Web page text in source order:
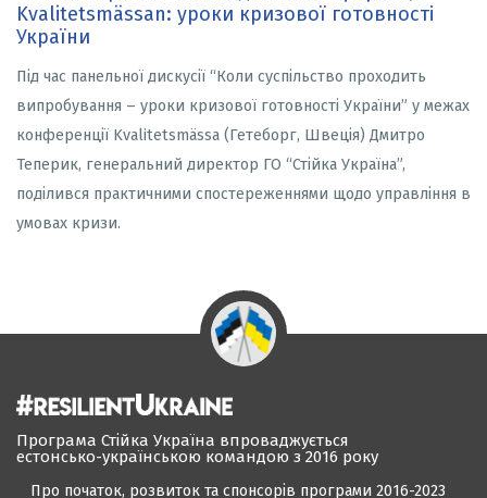
Kvalitetsmässan: уроки кризової готовності
України
Під час панельної дискусії “Коли суспільство проходить
випробування – уроки кризової готовності України” у межах
конференції Kvalitetsmässa (Гетеборг, Швеція) Дмитро
Теперик, генеральний директор ГО “Стійка Україна”,
поділився практичними спостереженнями щодо управління в
умовах кризи.
Програма Стійка Україна впроваджується
естонсько-українською командою з 2016 року
Про початок, розвиток та спонсорів програми 2016-2023